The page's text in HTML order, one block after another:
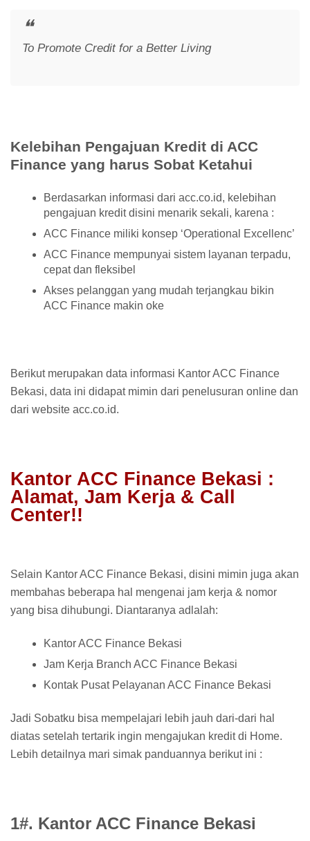
To Promote Credit for a Better Living
Kelebihan Pengajuan Kredit di ACC
Finance yang harus Sobat Ketahui
Berdasarkan informasi dari acc.co.id, kelebihan
pengajuan kredit disini menarik sekali, karena :
ACC Finance miliki konsep ‘Operational Excellenc’
ACC Finance mempunyai sistem layanan terpadu,
cepat dan fleksibel
Akses pelanggan yang mudah terjangkau bikin
ACC Finance makin oke
Berikut merupakan data informasi Kantor ACC Finance
Bekasi, data ini didapat mimin dari penelusuran online dan
dari website acc.co.id.
Kantor ACC Finance Bekasi :
Alamat, Jam Kerja & Call
Center!!
Selain Kantor ACC Finance Bekasi, disini mimin juga akan
membahas beberapa hal mengenai jam kerja & nomor
yang bisa dihubungi. Diantaranya adlalah:
Kantor ACC Finance Bekasi
Jam Kerja Branch ACC Finance Bekasi
Kontak Pusat Pelayanan ACC Finance Bekasi
Jadi Sobatku bisa mempelajari lebih jauh dari-dari hal
diatas setelah tertarik ingin mengajukan kredit di Home.
Lebih detailnya mari simak panduannya berikut ini :
1#. Kantor ACC Finance Bekasi